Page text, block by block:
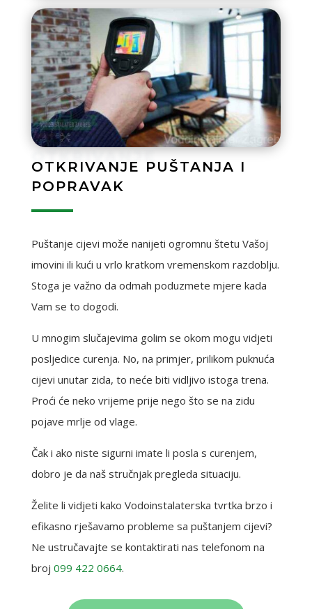
OTKRIVANJE
OTKRIVANJE PUŠTANJA I
POPRAVAK
Puštanje cijevi može nanijeti ogromnu štetu Vašoj
imovini ili kući u vrlo kratkom vremenskom razdoblju.
Stoga je važno da odmah poduzmete mjere kada
Vam se to dogodi.
U mnogim slučajevima golim se okom mogu vidjeti
posljedice curenja. No, na primjer, prilikom puknuća
cijevi unutar zida, to neće biti vidljivo istoga trena.
Proći će neko vrijeme prije nego što se na zidu
pojave mrlje od vlage.
Čak i ako niste sigurni imate li posla s curenjem,
dobro je da naš stručnjak pregleda situaciju.
Želite li vidjeti kako Vodoinstalaterska tvrtka brzo i
efikasno rješavamo probleme sa puštanjem cijevi?
Ne ustručavajte se kontaktirati nas telefonom na
broj 099 422 0664.